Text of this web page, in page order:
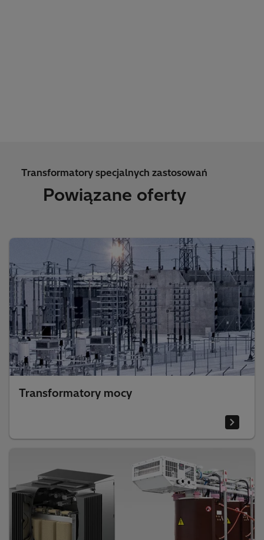
Transformatory specjalnych zastosowań
Powiązane oferty
Transformatory mocy